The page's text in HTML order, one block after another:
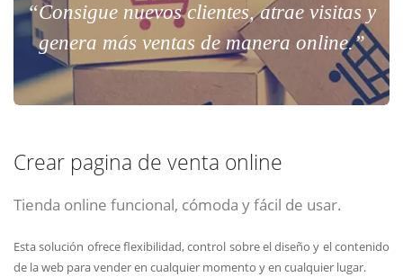
“Consigue nuevos clientes, atrae visitas y
genera más ventas de manera online.”
Crear pagina de venta online
Tienda online funcional, cómoda y fácil de usar.
Esta solución ofrece flexibilidad, control sobre el diseño y el contenido
de la web para vender en cualquier momento y en cualquier lugar.